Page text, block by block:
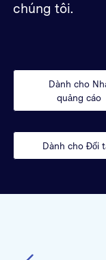
chúng tôi.
Dành cho
quảng cáo
Dành cho Đối